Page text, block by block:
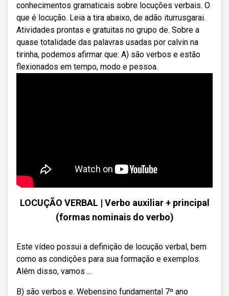
conhecimentos gramaticais sobre locuções verbais. O
que é locução. Leia a tira abaixo, de adão iturrusgarai.
Atividades prontas e gratuitas no grupo de. Sobre a
quase totalidade das palavras usadas por calvin na
tirinha, podemos afirmar que: A) são verbos e estão
flexionados em tempo, modo e pessoa.
LOCUÇÃO VERBAL | Verbo auxiliar + principal
(formas nominais do verbo)
Este vídeo possui a definição de locução verbal, bem
como as condições para sua formação e exemplos.
Além disso, vamos ...
B) são verbos e. Webensino fundamental 7º ano